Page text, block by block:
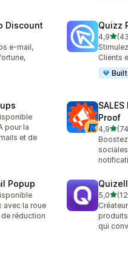
Discount
e-mail,
Quizz
4,9
430
Clients
pour la
et de
Proof
4,9
74 avis
Popup
avec la roue
réduction
5,0
122
qui